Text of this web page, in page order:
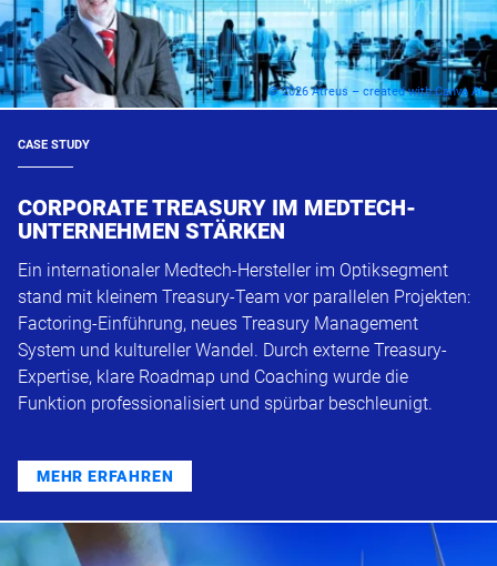
© 2026 Atreus – created with Canva AI
CASE STUDY
CORPORATE TREASURY IM MEDTECH-
UNTERNEHMEN STÄRKEN
Ein internationaler Medtech-Hersteller im Optiksegment
stand mit kleinem Treasury-Team vor parallelen Projekten:
Factoring-Einführung, neues Treasury Management
System und kultureller Wandel. Durch externe Treasury-
Expertise, klare Roadmap und Coaching wurde die
Funktion professionalisiert und spürbar beschleunigt.
MEHR ERFAHREN